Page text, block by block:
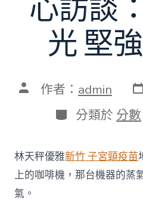
心訪談
光 堅
文 作者： admin 發
表
日
期
分
類
分類於 分數
林天秤優雅新竹 子宮頸疫苗
上的咖啡機，那台機器的蒸
氣。